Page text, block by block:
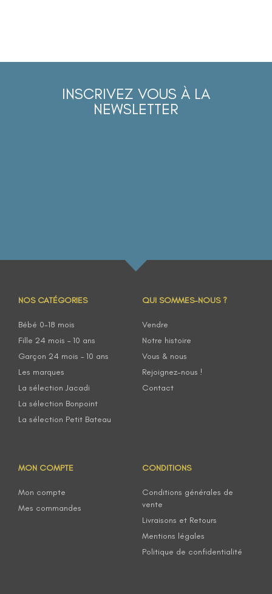
INSCRIVEZ VOUS À LA
NEWSLETTER
NOS CATÉGORIES
Bébé 0-18 mois
Fille 24 mois – 10 ans
Garçon 24 mois – 10 ans
Les marques
La sélection Jacadi
La sélection Bonpoint
La sélection Petit Bateau
QUI SOMMES-NOUS ?
Vendre
Notre histoire
Vous & nous
Rejoignez-nous !
Contact
MON COMPTE
Mon compte
Mes commandes
CONDITIONS
Conditions générales de
vente
Livraisons et Retours
Mentions légales
Politique de confidentialité